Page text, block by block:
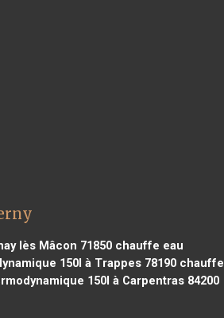
lès Mâcon 71850chauffe eau
150l à Trappes 78190chauffe
150l à Carpentras 84200